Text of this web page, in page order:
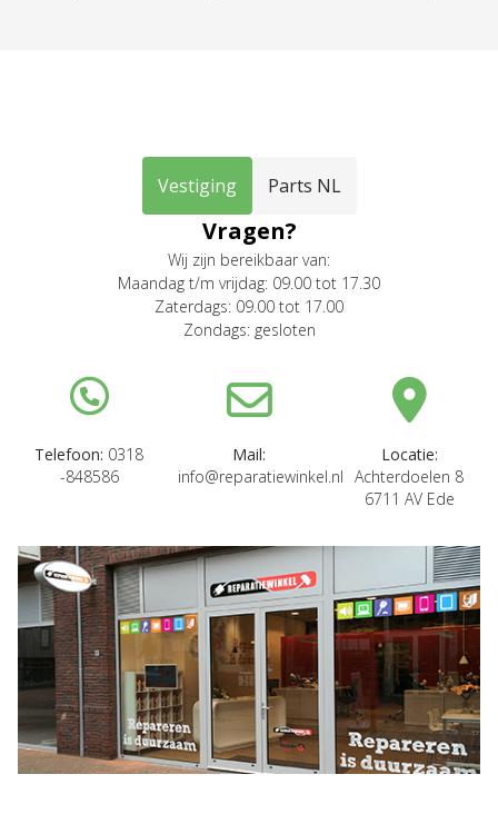
Vestiging Parts NL
Vragen?
Wij zijn bereikbaar van:
Maandag t/m vrijdag: 09.00 tot 17.30
Zaterdags: 09.00 tot 17.00
Zondags: gesloten
Telefoon: 0318
-848586
Mail:
info@reparatiewinkel.nl
Locatie:
Achterdoelen 8
6711 AV Ede